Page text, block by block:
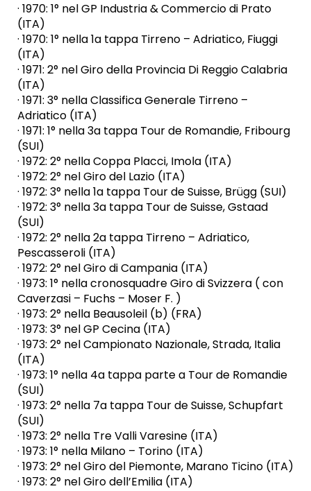
· 1970: 1° nel GP Industria & Commercio di Prato
(ITA)
· 1970: 1° nella 1a tappa Tirreno – Adriatico, Fiuggi
(ITA)
· 1971: 2° nel Giro della Provincia Di Reggio Calabria
(ITA)
· 1971: 3° nella Classifica Generale Tirreno –
Adriatico (ITA)
· 1971: 1° nella 3a tappa Tour de Romandie, Fribourg
(SUI)
· 1972: 2° nella Coppa Placci, Imola (ITA)
· 1972: 2° nel Giro del Lazio (ITA)
· 1972: 3° nella 1a tappa Tour de Suisse, Brügg (SUI)
· 1972: 3° nella 3a tappa Tour de Suisse, Gstaad
(SUI)
· 1972: 2° nella 2a tappa Tirreno – Adriatico,
Pescasseroli (ITA)
· 1972: 2° nel Giro di Campania (ITA)
· 1973: 1° nella cronosquadre Giro di Svizzera ( con
Caverzasi – Fuchs – Moser F. )
· 1973: 2° nella Beausoleil (b) (FRA)
· 1973: 3° nel GP Cecina (ITA)
· 1973: 2° nel Campionato Nazionale, Strada, Italia
(ITA)
· 1973: 1° nella 4a tappa parte a Tour de Romandie
(SUI)
· 1973: 2° nella 7a tappa Tour de Suisse, Schupfart
(SUI)
· 1973: 2° nella Tre Valli Varesine (ITA)
· 1973: 1° nella Milano – Torino (ITA)
· 1973: 2° nel Giro del Piemonte, Marano Ticino (ITA)
· 1973: 2° nel Giro dell’Emilia (ITA)